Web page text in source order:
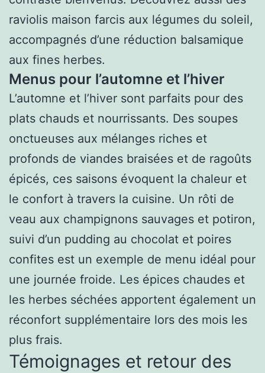
raviolis maison farcis aux légumes du soleil,
accompagnés d’une réduction balsamique
aux fines herbes.
Menus pour l’automne et l’hiver
L’automne et l’hiver sont parfaits pour des
plats chauds et nourrissants. Des soupes
onctueuses aux mélanges riches et
profonds de viandes braisées et de ragoûts
épicés, ces saisons évoquent la chaleur et
le confort à travers la cuisine. Un rôti de
veau aux champignons sauvages et potiron,
suivi d’un pudding au chocolat et poires
confites est un exemple de menu idéal pour
une journée froide. Les épices chaudes et
les herbes séchées apportent également un
réconfort supplémentaire lors des mois les
plus frais.
Témoignages et retour des